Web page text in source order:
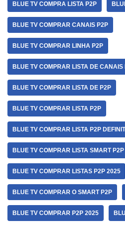
BLUE TV COMPRA LISTA P2P
BLUE TV COMPRAR CANAIS P2P
BLUE TV COMPRAR LINHA P2P
BLUE TV COMPRAR LISTA DE CANAIS
BLUE TV COMPRAR LISTA DE P2P
BLUE TV COMPRAR LISTA P2P
BLUE TV COMPRAR LISTA P2P
BLUE TV COMPRAR LISTA SMART P2P
BLUE TV COMPRAR LISTAS P2P 2025
BLUE TV COMPRAR O SMART P2P
BLUE TV COMPRAR P2P 2025